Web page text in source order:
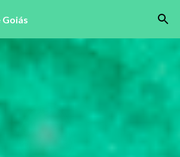
para o conteúdo principal